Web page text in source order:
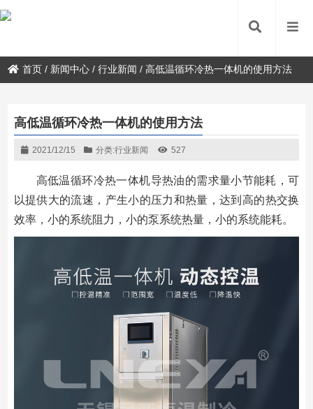
首页 / 新闻中心 /行业新闻 /高低温循环冷热一体机的使用方法
高低温循环冷热一体机的使用方法
2021/12/15 分类:行业新闻 527
高低温循环冷热一体机导热油的需求量小节能耗，可
以提供大的流速，产生小的压力和热量，达到高的热交换
效率，小的系统阻力，小的泵系统热量，小的系统能耗。